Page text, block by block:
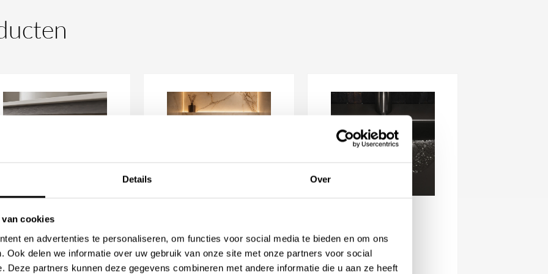
Details Over
van cookies
en advertenties te personaliseren, om functies voor social media te bieden en om ons
Ook delen we informatie over uw gebruik van onze site met onze partners voor social
Deze partners kunnen deze gegevens combineren met andere informatie die u aan ze heeft
en elegant karakter. Door
uitloop • wandgemonteerd
• waterbesparend 5
RVS • diameter rozet Ø60
Sifon
328,31
in
bedieningsplaat
Vanaf 682,72
Vanaf138,61
Beschikbaar in